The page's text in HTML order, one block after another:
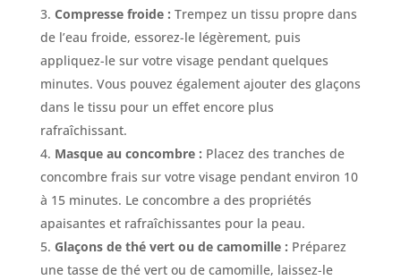
Compresse froide : Trempez un tissu propre dans
de l’eau froide, essorez-le légèrement, puis
appliquez-le sur votre visage pendant quelques
minutes. Vous pouvez également ajouter des glaçons
dans le tissu pour un effet encore plus
rafraîchissant.
Masque au concombre : Placez des tranches de
concombre frais sur votre visage pendant environ 10
à 15 minutes. Le concombre a des propriétés
apaisantes et rafraîchissantes pour la peau.
Glaçons de thé vert ou de camomille : Préparez
une tasse de thé vert ou de camomille, laissez-le